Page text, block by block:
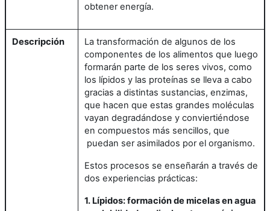
obtener energía.
Descripción
La transformación de algunos de los
componentes de los alimentos que luego
formarán parte de los seres vivos, como
los lípidos y las proteínas se lleva a cabo
gracias a distintas sustancias, enzimas,
que hacen que estas grandes moléculas
vayan degradándose y conviertiéndose
en compuestos más sencillos, que
puedan ser asimilados por el organismo.
Estos procesos se enseñarán a través de
dos experiencias prácticas:
1. Lípidos: formación de micelas en agua